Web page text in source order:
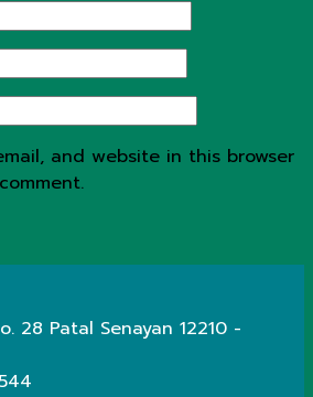
and website in this browser
28 Patal Senayan 12210 -